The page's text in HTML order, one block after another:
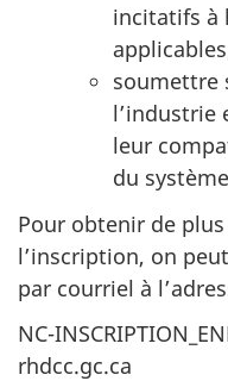
incitatifs à
soumettre
l’industrie
leur
du
Pour obtenir de
l’inscription, on
par courriel à
NC-
rhdcc.gc.ca